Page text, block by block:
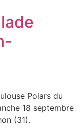
Polars du
18 septembre
(31).